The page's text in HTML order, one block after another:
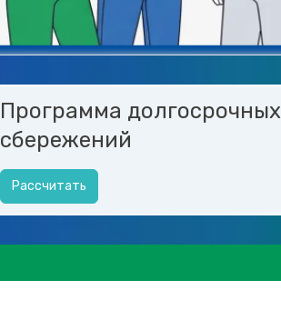
Программа долгосрочных
сбережений
Рассчитать